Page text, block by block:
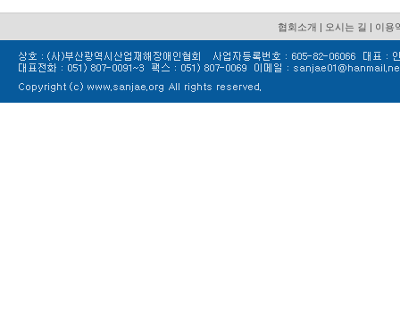
협회소개 | 오시는 길 | 이용